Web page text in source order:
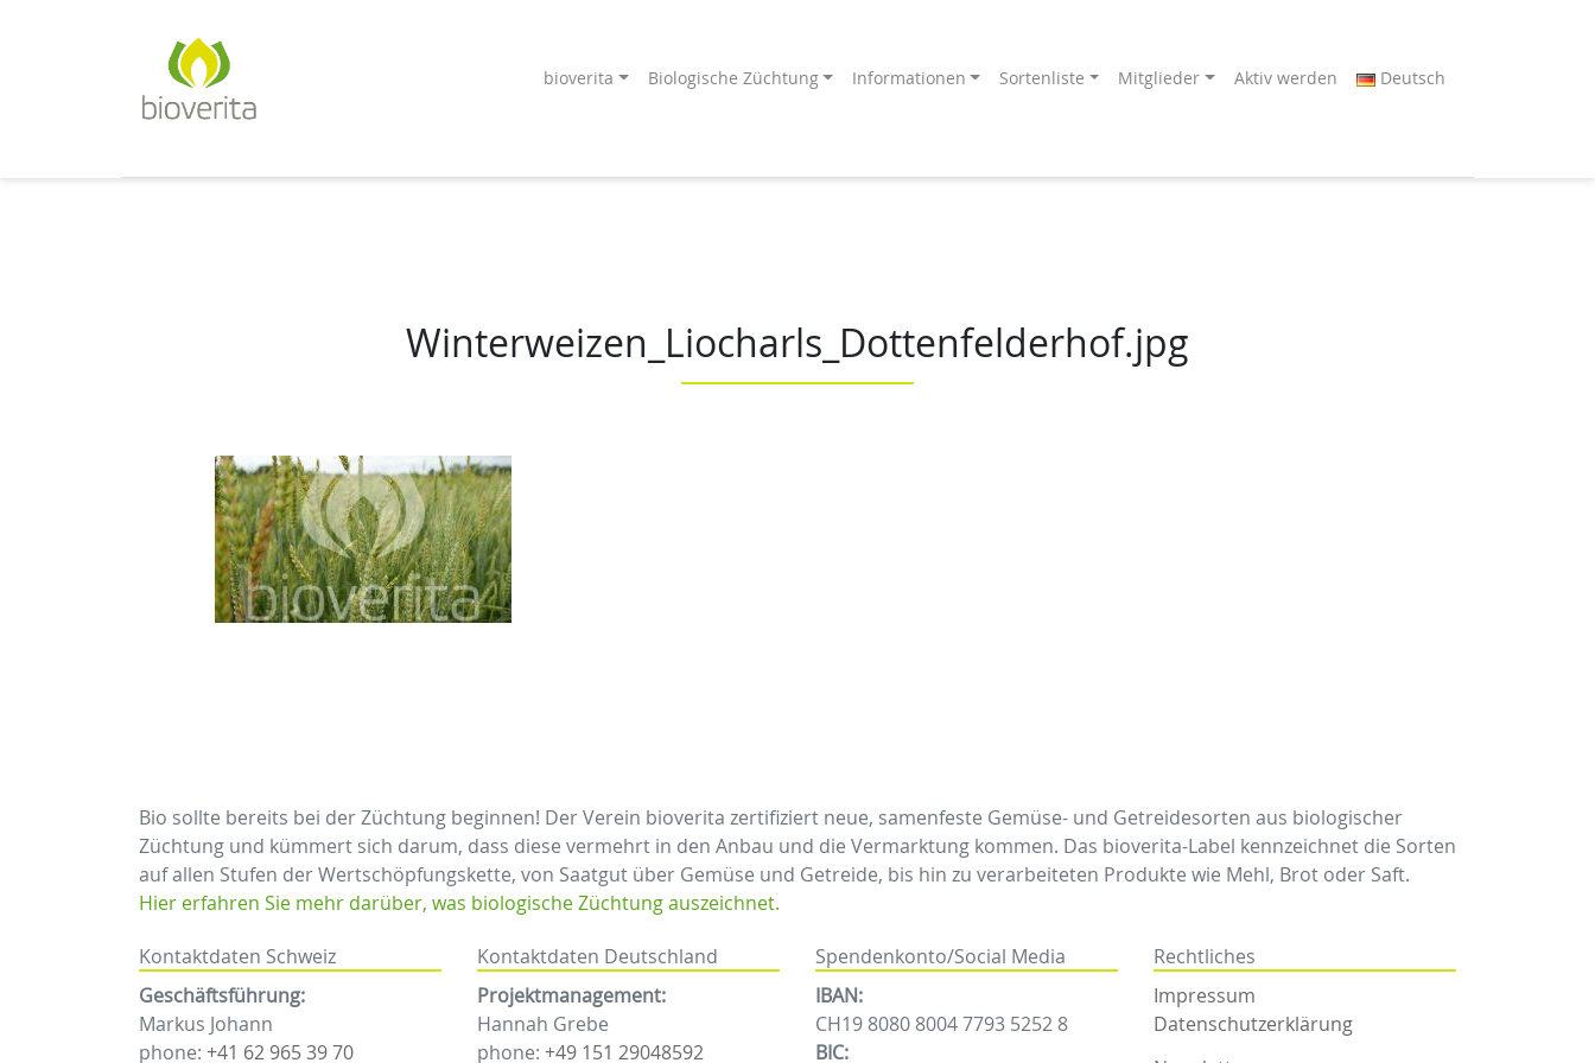
Von der Züchtung bis zum Endprodukt
bioverita Biologische Züchtung Informationen Sortenliste Mitglieder Aktiv werden Deutsch
Winterweizen_Liocharls_Dottenfelderhof.jpg
Bio sollte bereits bei der Züchtung beginnen! Der Verein bioverita zertifiziert neue, samenfeste Gemüse- und Getreidesorten aus biologischer
Züchtung und kümmert sich darum, dass diese vermehrt in den Anbau und die Vermarktung kommen. Das bioverita-Label kennzeichnet die Sorten
auf allen Stufen der Wertschöpfungskette, von Saatgut über Gemüse und Getreide, bis hin zu verarbeiteten Produkte wie Mehl, Brot oder Saft.
Hier erfahren Sie mehr darüber, was biologische Züchtung auszeichnet.
Kontaktdaten Schweiz
Geschäftsführung:
Markus Johann
phone: +41 62 965 39 70
Kontaktdaten Deutschland
Projektmanagement:
Hannah Grebe
phone: +49 151 29048592
Spendenkonto/Social Media
IBAN:
CH19 8080 8004 7793 5252 8
BIC:
Rechtliches
Impressum
Datenschutzerklärung